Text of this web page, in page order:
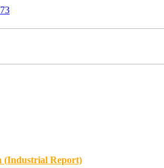
(Industrial Report)